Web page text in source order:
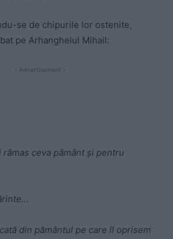
se de chipurile lor ostenite,
pe Arhanghelul Mihail:
- Advertisement -
rămas ceva pământ şi pentru
din pământul pe care îl oprisem